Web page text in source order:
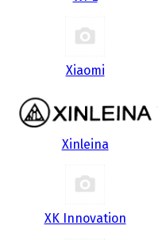
Xiaomi
Xinleina
XK Innovation